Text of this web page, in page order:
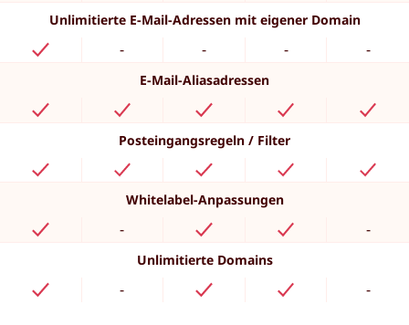
Unlimitierte E-Mail-Adressen mit eigener Domain
- - - -
E-Mail-Aliasadressen
Posteingangsregeln / Filter
Whitelabel-Anpassungen
- -
Unlimitierte Domains
- -